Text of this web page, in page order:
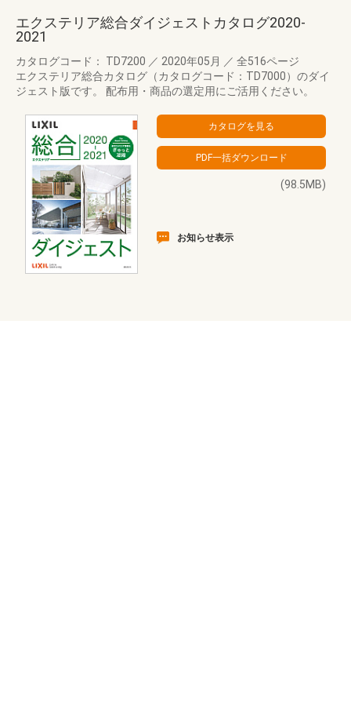
エクステリア総合ダイジェストカタログ2020-
2021
カタログコード： TD7200 ／ 2020年05月 ／ 全516ページ
エクステリア総合カタログ（カタログコード：TD7000）のダイ
ジェスト版です。 配布用・商品の選定用にご活用ください。
(98.5MB)
お知らせ表示